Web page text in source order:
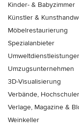
Kinder- & Babyzimmer
Künstler &
Möbelrestaurierung
Spezialanbieter
Umzugsunternehmen
3D-Visualisierung
Verbände,
Verlage, Magazine &
Weinkeller